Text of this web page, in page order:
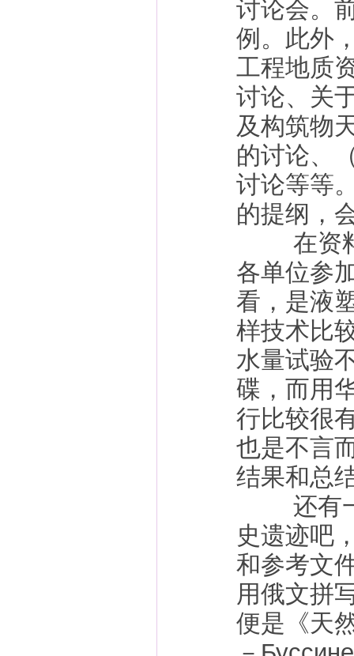
讨论会。
例。此外
工程地质
讨论、关
及构筑物
的讨论、
讨论等等
的提纲，
在资料
各单位参
看，是液
样技术比
水量试验
碟，而用
行比较很
也是不言
结果和总
还有一
史遗迹吧
和参考文
用俄文拼
便是《天